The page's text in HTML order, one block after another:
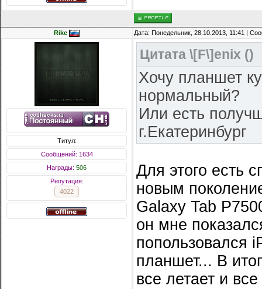
Rike Дата: Понедельник, 28.10.2013, 11:41 |
Титул:
Сообщений: 1634
Награды: 506
Репутация:
4022
Цитата \[F\]enix ()
Хочу планшет
нормальный?
Или есть
г.Екатеринбург
Для этого есть
новым
Galaxy Tab
он мне
попользовался
планшет... В
все летает и